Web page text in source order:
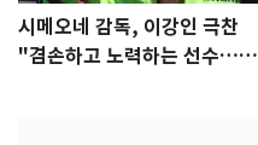
시메오네 감독, 이강인 극찬
"겸손하고 노력하는 선수…좋